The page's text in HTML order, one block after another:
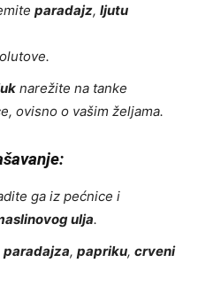
paradajz, ljutu
narežite na tanke
ovisno o vašim željama.
ga iz pećnice i
ulja.
paradajza, papriku, crveni